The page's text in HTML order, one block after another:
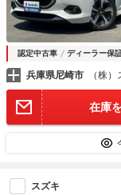
認定中古車 ディーラー保
兵庫県尼崎市 （株
在庫
スズキ